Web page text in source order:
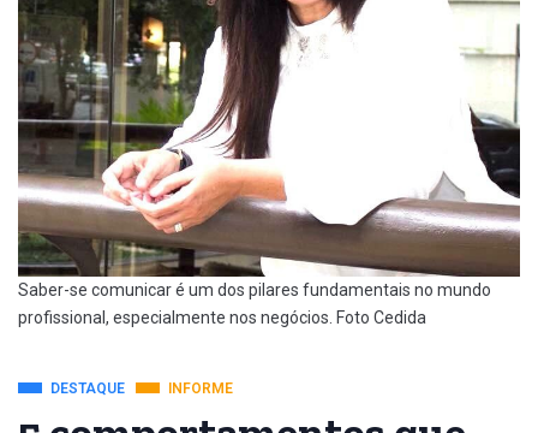
Saber-se comunicar é um dos pilares fundamentais no mundo
profissional, especialmente nos negócios. Foto Cedida
DESTAQUE INFORME